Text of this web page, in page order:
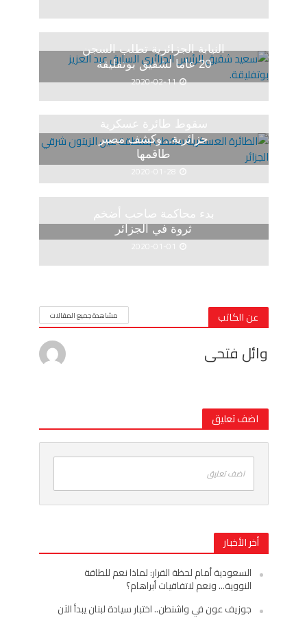
النيابة الجزائرية تطلب السجن
20 عاما لشقيق بوتفليقة
2020-02-11
سقوط طائرة عسكرية
جزائرية.. وكشف مصير
طاقمها
2020-01-28
بدء محاكمة صاحب أضخم
ثروة في الجزائر
2020-01-01
عن الكاتب مشاهدة جميع المقالات
وائل فتحى
اضف تعليق
اضف تعليق
أخر الأخبار
السعودية أمام لحظة القرار: لماذا نعم للطاقة
النووية… ونعم لاتفاقيات أبراهام؟
جوزيف عون في واشنطن.. اختبار سيادة لبنان يبدأ الآن